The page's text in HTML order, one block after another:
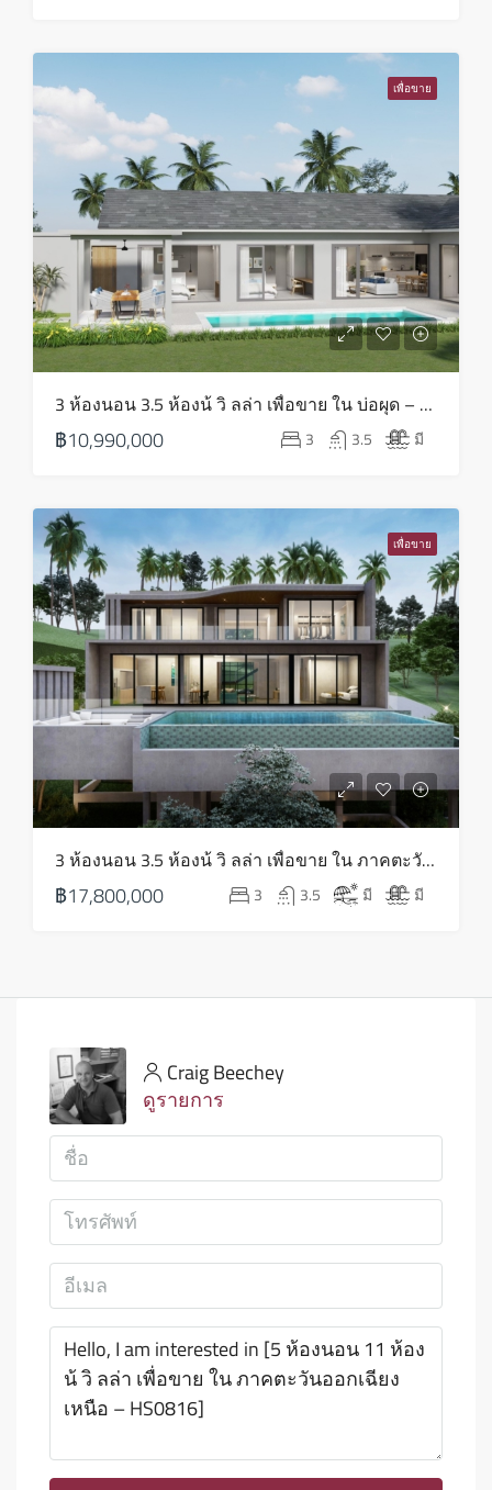
เสาร์
เพื่อขาย
3 ห้องนอน 3.5 ห้องน้ วิ ลล่า เพื่อขาย ใน บ่อผุด – HS0814
฿10,990,000 3 3.5 มี
เพื่อขาย
3 ห้องนอน 3.5 ห้องน้ วิ ลล่า เพื่อขาย ใน ภาคตะวันออกเฉียงเหนือ – HS0813
฿17,800,000 3 3.5 มี มี
Craig Beechey
ดูรายการ